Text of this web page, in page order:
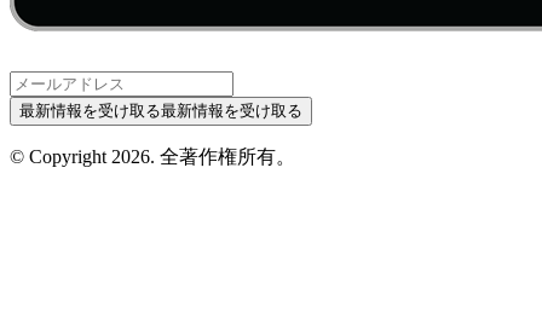
最新情報を受け取る最新情報を受け取る
© Copyright2026. 全著作権所有。